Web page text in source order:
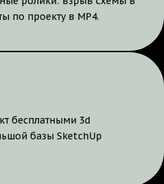
по проекту в MP4.
бесплатными 3d
базы SketchUp